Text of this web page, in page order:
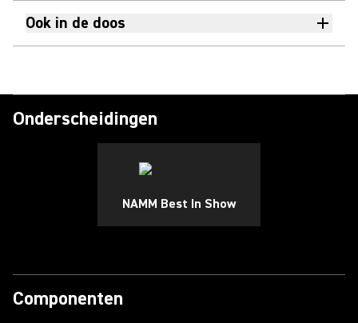
Ook in de doos
Onderscheidingen
NAMM Best In Show
Componenten